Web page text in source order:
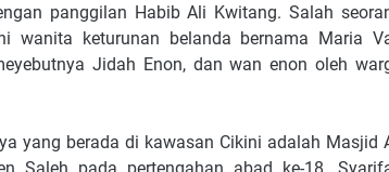
panggilan Habib Ali Kwitang. Salah
wanita keturunan belanda bernama Maria
Jidah Enon, dan wan enon oleh
yang berada di kawasan Cikini adalah Masjid
Saleh pada pertengahan abad ke-18.